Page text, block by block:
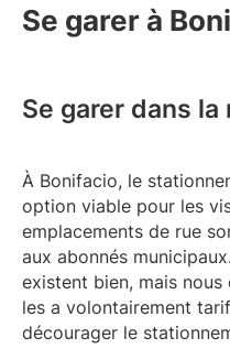
Se garer à
Se garer dans la
À Bonifacio, le
option viable pour les
emplacements de rue
aux abonnés
existent bien, mais
les a volontairement
décourager le